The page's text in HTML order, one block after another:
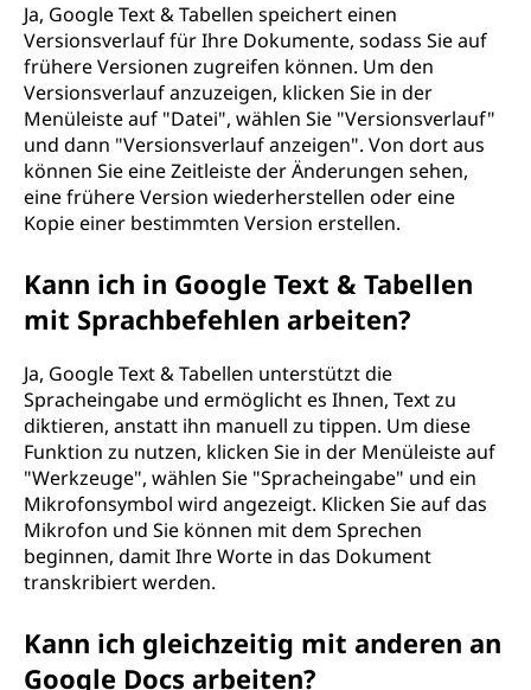
Ja, Google Text & Tabellen speichert einen
Versionsverlauf für Ihre Dokumente, sodass Sie auf
frühere Versionen zugreifen können. Um den
Versionsverlauf anzuzeigen, klicken Sie in der
Menüleiste auf "Datei", wählen Sie "Versionsverlauf"
und dann "Versionsverlauf anzeigen". Von dort aus
können Sie eine Zeitleiste der Änderungen sehen,
eine frühere Version wiederherstellen oder eine
Kopie einer bestimmten Version erstellen.
Kann ich in Google Text & Tabellen
mit Sprachbefehlen arbeiten?
Ja, Google Text & Tabellen unterstützt die
Spracheingabe und ermöglicht es Ihnen, Text zu
diktieren, anstatt ihn manuell zu tippen. Um diese
Funktion zu nutzen, klicken Sie in der Menüleiste auf
"Werkzeuge", wählen Sie "Spracheingabe" und ein
Mikrofonsymbol wird angezeigt. Klicken Sie auf das
Mikrofon und Sie können mit dem Sprechen
beginnen, damit Ihre Worte in das Dokument
transkribiert werden.
Kann ich gleichzeitig mit anderen an
Google Docs arbeiten?